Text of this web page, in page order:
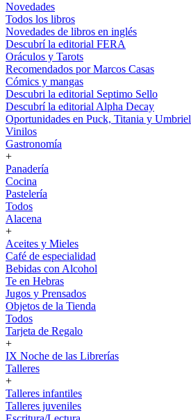
Novedades
Todos los libros
Novedades de libros en inglés
Descubrí la editorial FERA
Oráculos y Tarots
Recomendados por Marcos Casas
Cómics y mangas
Descubri la editorial Septimo Sello
Descubrí la editorial Alpha Decay
Oportunidades en Puck, Titania y Umbriel
Vinilos
Gastronomía
+
Panadería
Cocina
Pastelería
Todos
Alacena
+
Aceites y Mieles
Café de especialidad
Bebidas con Alcohol
Te en Hebras
Jugos y Prensados
Objetos de la Tienda
Todos
Tarjeta de Regalo
+
IX Noche de las Librerías
Talleres
+
Talleres infantiles
Talleres juveniles